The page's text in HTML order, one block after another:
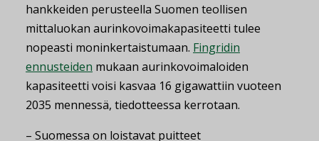
hankkeiden perusteella Suomen teollisen
mittaluokan aurinkovoimakapasiteetti tulee
nopeasti moninkertaistumaan. Fingridin
ennusteiden mukaan aurinkovoimaloiden
kapasiteetti voisi kasvaa 16 gigawattiin vuoteen
2035 mennessä, tiedotteessa kerrotaan.
– Suomessa on loistavat puitteet